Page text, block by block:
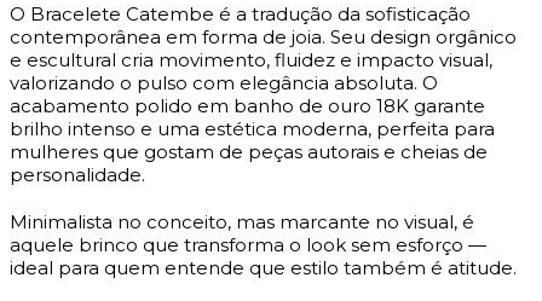
O Bracelete Catembe é a tradução da sofisticação
contemporânea em forma de joia. Seu design orgânico
e escultural cria movimento, fluidez e impacto visual,
valorizando o pulso com elegância absoluta. O
acabamento polido em banho de ouro 18K garante
brilho intenso e uma estética moderna, perfeita para
mulheres que gostam de peças autorais e cheias de
personalidade.
Minimalista no conceito, mas marcante no visual, é
aquele brinco que transforma o look sem esforço —
ideal para quem entende que estilo também é atitude.